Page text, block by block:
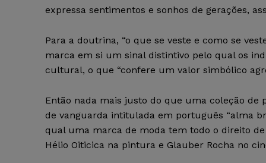
expressa sentimentos e sonhos de gerações,
Para a doutrina, “o que se veste e como se
marca em si um sinal distintivo pelo qual os
cultural, o que “confere um valor simbólico
Então nada mais justo do que uma coleção
de vanguarda intitulada em português “alma
qual uma marca de moda tem todo o direito
Hélio Oiticica na pintura e Glauber Rocha no